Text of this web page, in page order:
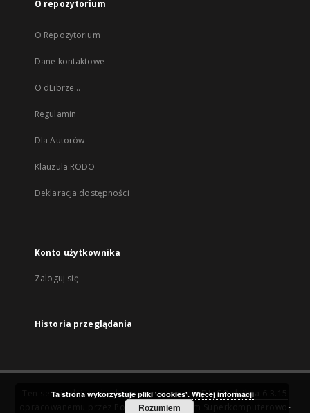
O repozytorium
O Repozytorium
Dane kontaktowe
O dLibrze...
Regulamin
Dla Autorów
Klauzula RODO
Deklaracja dostępności
Konto użytkownika
Zaloguj się
Historia przeglądania
Ten serwis działa dzięki oprogramowaniuDInGO dLibra 6.3.15
Poznańskie Centrum Superkomputerowo-
Ta strona wykorzystuje pliki 'cookies'. Więcej informacji
Rozumiem